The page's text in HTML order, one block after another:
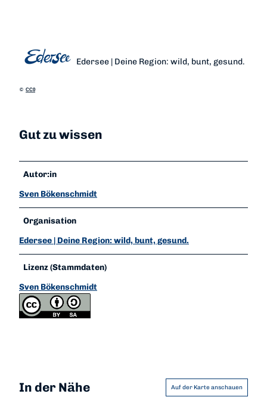
© CC0
Edersee | Deine Region: wild, bunt, gesund.
Gut zu wissen
Autor:in
Sven Bökenschmidt
Organisation
Edersee | Deine Region: wild, bunt, gesund.
Lizenz (Stammdaten)
Sven Bökenschmidt
In der Nähe Auf der Karte anschauen